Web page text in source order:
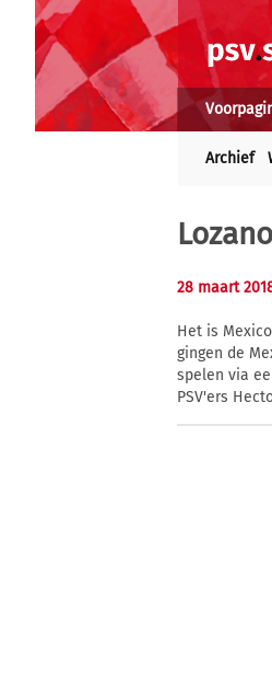
Archief
28 maart
Het is
gingen de
spelen via
PSV'ers